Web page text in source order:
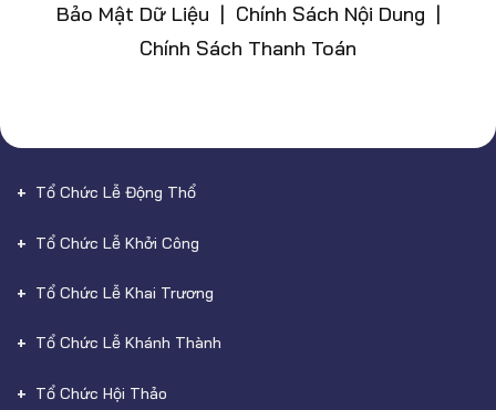
Bảo Mật Dữ Liệu | Chính Sách Nội Dung |
Chính Sách Thanh Toán
Tổ Chức Lễ Động Thổ
Tổ Chức Lễ Khởi Công
Tổ Chức Lễ Khai Trương
Tổ Chức Lễ Khánh Thành
Tổ Chức Hội Thảo